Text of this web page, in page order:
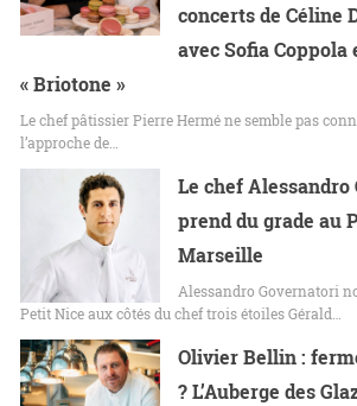
concerts de Céline
avec Sofia Coppola
« Briotone »
Le chef pâtissier Pierre Hermé ne semble pas
l’approche de…
Le chef
prend du grade au
Marseille
Alessandro Governatori
Petit Nice aux côtés du chef trois étoiles Gérald…
Olivier Bellin :
? L’Auberge des